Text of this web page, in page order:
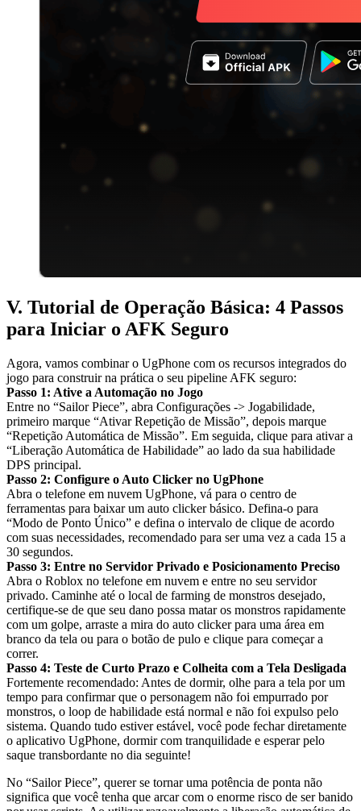
V. Tutorial de Operação Básica: 4 Passos
para Iniciar o AFK Seguro
Agora, vamos combinar o UgPhone com os recursos integrados do
jogo para construir na prática o seu pipeline AFK seguro:
Passo 1: Ative a Automação no Jogo
Entre no “Sailor Piece”, abra Configurações -> Jogabilidade,
primeiro marque “Ativar Repetição de Missão”, depois marque
“Repetição Automática de Missão”. Em seguida, clique para ativar a
“Liberação Automática de Habilidade” ao lado da sua habilidade
DPS principal.
Passo 2: Configure o Auto Clicker no UgPhone
Abra o telefone em nuvem UgPhone, vá para o centro de
ferramentas para baixar um auto clicker básico. Defina-o para
“Modo de Ponto Único” e defina o intervalo de clique de acordo
com suas necessidades, recomendado para ser uma vez a cada 15 a
30 segundos.
Passo 3: Entre no Servidor Privado e Posicionamento Preciso
Abra o Roblox no telefone em nuvem e entre no seu servidor
privado. Caminhe até o local de farming de monstros desejado,
certifique-se de que seu dano possa matar os monstros rapidamente
com um golpe, arraste a mira do auto clicker para uma área em
branco da tela ou para o botão de pulo e clique para começar a
correr.
Passo 4: Teste de Curto Prazo e Colheita com a Tela Desligada
Fortemente recomendado: Antes de dormir, olhe para a tela por um
tempo para confirmar que o personagem não foi empurrado por
monstros, o loop de habilidade está normal e não foi expulso pelo
sistema. Quando tudo estiver estável, você pode fechar diretamente
o aplicativo UgPhone, dormir com tranquilidade e esperar pelo
saque transbordante no dia seguinte!
No “Sailor Piece”, querer se tornar uma potência de ponta não
significa que você tenha que arcar com o enorme risco de ser banido